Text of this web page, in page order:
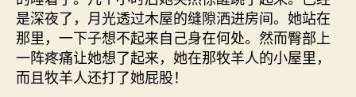
是深夜了，月光透过木屋的缝隙洒进房间。她站在
那里，一下子想不起来自己身在何处。然而臀部上
一阵疼痛让她想了起来，她在那牧羊人的小屋里，
而且牧羊人还打了她屁股！